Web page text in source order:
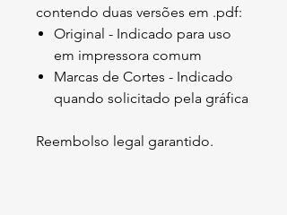
contendo duas versões em .pdf:
Original - Indicado para uso
em impressora comum
Marcas de Cortes - Indicado
quando solicitado pela gráfica
Reembolso legal garantido.